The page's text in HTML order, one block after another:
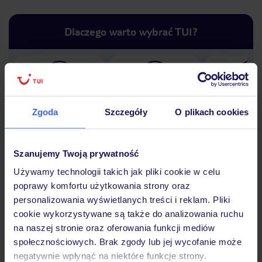
Zgoda Szczegóły O plikach cookies
Szanujemy Twoją prywatność
Używamy technologii takich jak pliki cookie w celu
poprawy komfortu użytkowania strony oraz
personalizowania wyświetlanych treści i reklam. Pliki
cookie wykorzystywane są także do analizowania ruchu
na naszej stronie oraz oferowania funkcji mediów
społecznościowych. Brak zgody lub jej wycofanie może
negatywnie wpłynąć na niektóre funkcje strony.
Dlaczego warto wybrać TUI?
Lider niskich cen
Największe biuro
30 lat w
Hotel
Opinie